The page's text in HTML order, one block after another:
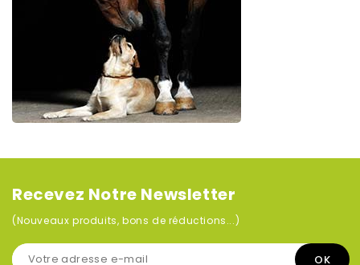
Recevez Notre Newsletter
(Nouveaux produits, bons de réductions...)